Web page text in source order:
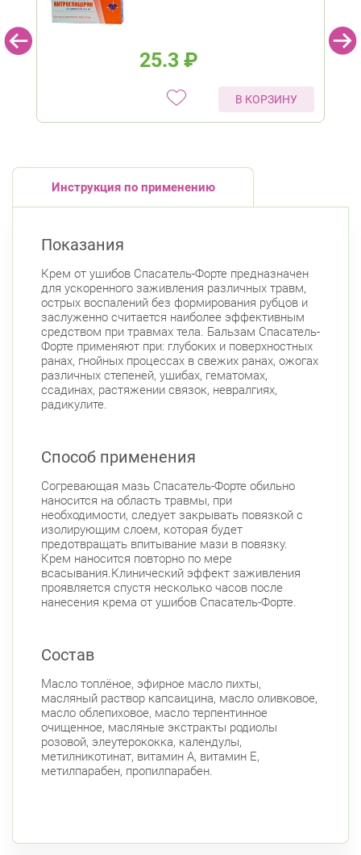
25.3 ₽
В КОРЗИНУ
Инструкция по применению
Показания
Крем от ушибов Спасатель-Форте предназначен
для ускоренного заживления различных травм,
острых воспалений без формирования рубцов и
заслуженно считается наиболее эффективным
средством при травмах тела. Бальзам Спасатель-
Форте применяют при: глубоких и поверхностных
ранах, гнойных процессах в свежих ранах, ожогах
различных степеней, ушибах, гематомах,
ссадинах, растяжении связок, невралгиях,
радикулите.
Способ применения
Согревающая мазь Спасатель-Форте обильно
наносится на область травмы, при
необходимости, следует закрывать повязкой с
изолирующим слоем, которая будет
предотвращать впитывание мази в повязку.
Крем наносится повторно по мере
всасывания.Клинический эффект заживления
проявляется спустя несколько часов после
нанесения крема от ушибов Спасатель-Форте.
Состав
Масло топлёное, эфирное масло пихты,
масляный раствор капсаицина, масло оливковое,
масло облепиховое, масло терпентинное
очищенное, масляные экстракты родиолы
розовой, элеутерококка, календулы,
метилникотинат, витамин А, витамин Е,
метилпарабен, пропилпарабен.